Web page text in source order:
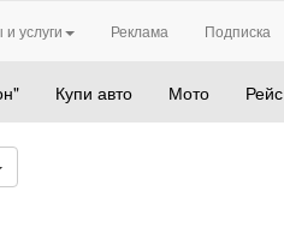
услуги Реклама Подписка
Купи авто Мото Рейс